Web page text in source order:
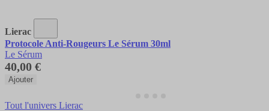
Lierac
Protocole Anti-Rougeurs Le Sérum 30ml
Le Sérum
40,00 €
Ajouter
Tout l'univers Lierac